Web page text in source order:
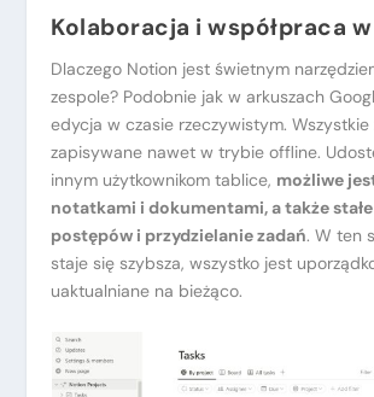
Kolaboracja i współpraca
Dlaczego Notion jest świetnym
zespole? Podobnie jak w arkuszach
edycja w czasie rzeczywistym. Wszystkie
zapisywane nawet w trybie offline.
innym użytkownikom tablice, możliwe
notatkami i dokumentami, a także
postępów i przydzielanie zadań. W ten
staje się szybsza, wszystko jest
uaktualniane na bieżąco.